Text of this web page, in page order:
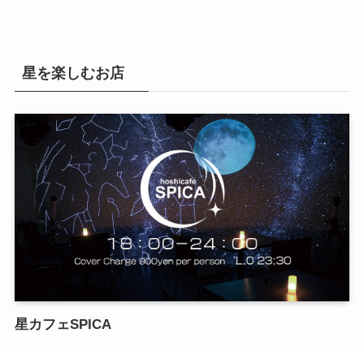
星を楽しむお店
星カフェSPICA